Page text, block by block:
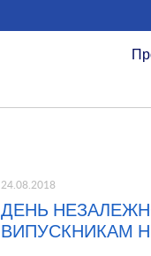
24.08.2018
ДЕНЬ
ВИПУСКНИКАМ